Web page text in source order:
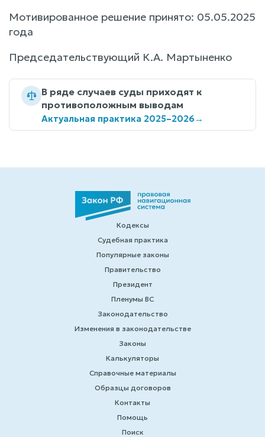
Мотивированное решение принято: 05.05.2025
года
Председательствующий К.А. Мартыненко
В ряде случаев суды приходят к
противоположным выводам
Актуальная практика 2025–2026→
Кодексы
Судебная практика
Популярные законы
Правительство
Президент
Пленумы ВС
Законодательство
Изменения в законодательстве
Законы
Калькуляторы
Справочные материалы
Образцы договоров
Контакты
Помощь
Поиск